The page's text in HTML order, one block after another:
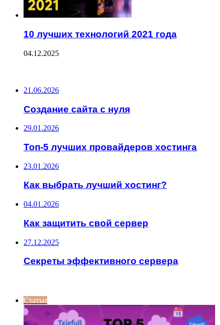
10 лучших технологий 2021 года
04.12.2025
21.06.2026
Создание сайта с нуля
29.01.2026
Топ-5 лучших провайдеров хостинга
23.01.2026
Как выбрать лучший хостинг?
04.01.2026
Как защитить свой сервер
27.12.2025
Секреты эффективного сервера
Статьи